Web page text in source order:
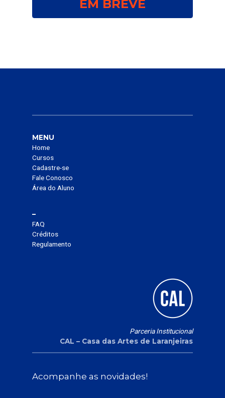
EM BREVE
MENU
Home
Cursos
Cadastre-se
Fale Conosco
Área do Aluno
–
FAQ
Créditos
Regulamento
Parceria Institucional
CAL – Casa das Artes de Laranjeiras
Acompanhe as novidades!